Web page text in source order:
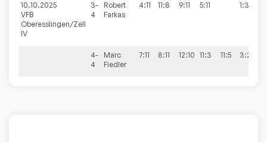
10.10.2025
VFB
Oberesslingen/Zell
IV
3-
4
Robert
Farkas
4:11 11:8 9:11 5:11 1:3
4-
4
Marc
Fiedler
7:11 8:11 12:10 11:3 11:5 3:2